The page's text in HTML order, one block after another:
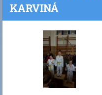
KARVINÁ